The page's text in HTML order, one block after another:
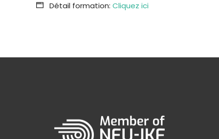
Détail formation: Cliquez ici